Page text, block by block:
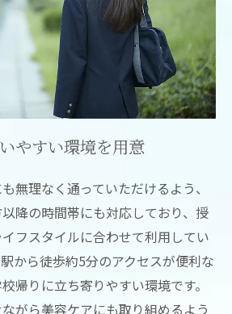
やすい環境を用意
無理なく通っていただけるよう、
降の時間帯にも対応しており、授
フスタイルに合わせて利用してい
から徒歩約5分のアクセスが便利な
帰りに立ち寄りやすい環境です。
がら美容ケアにも取り組めるよう